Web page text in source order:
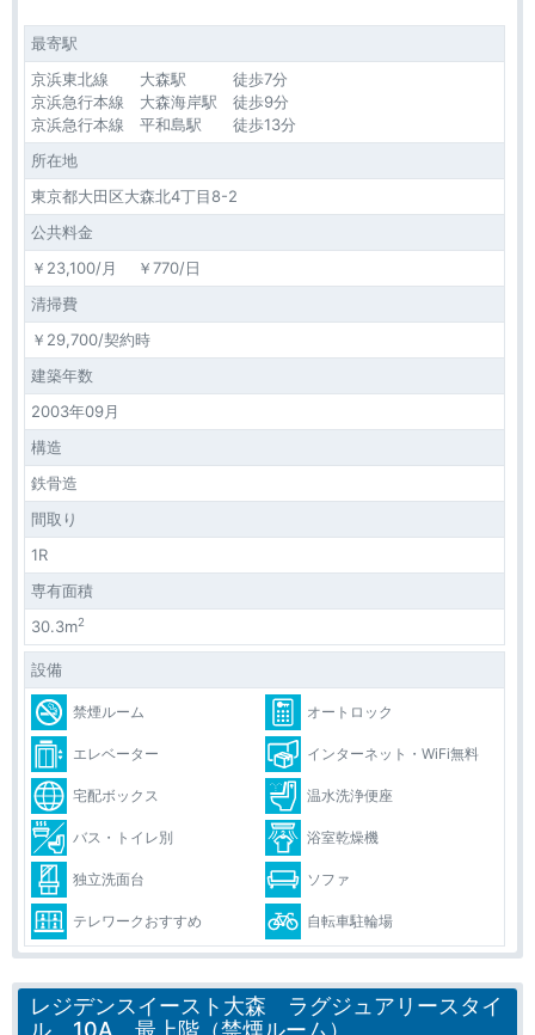
最寄駅
京浜東北線 大森駅 徒歩7分
京浜急行本線 大森海岸駅 徒歩9分
京浜急行本線 平和島駅 徒歩13分
所在地
東京都大田区大森北4丁目8-2
公共料金
￥23,100/月 ￥770/日
清掃費
￥29,700/契約時
建築年数
2003年09月
構造
鉄骨造
間取り
1R
専有面積
30.3m2
設備
禁煙ルーム オートロック
エレベーター インターネット・WiFi無料
宅配ボックス 温水洗浄便座
バス・トイレ別 浴室乾燥機
独立洗面台 ソファ
テレワークおすすめ 自転車駐輪場
レジデンスイースト大森 ラグジュアリースタイ
ル 10A 最上階（禁煙ルーム）